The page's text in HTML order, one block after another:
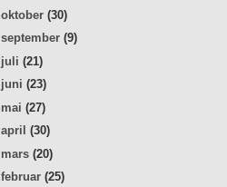
oktober(30)
september(9)
juli(21)
juni(23)
mai(27)
april(30)
mars(20)
februar(25)